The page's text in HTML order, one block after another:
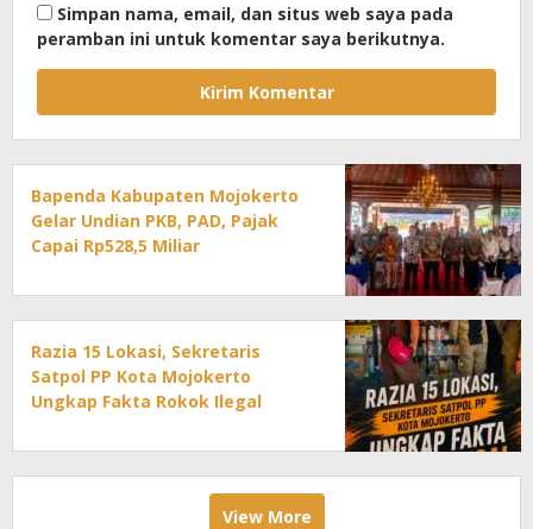
Simpan nama, email, dan situs web saya pada
peramban ini untuk komentar saya berikutnya.
Bapenda Kabupaten Mojokerto
Gelar Undian PKB, PAD, Pajak
Capai Rp528,5 Miliar
Razia 15 Lokasi, Sekretaris
Satpol PP Kota Mojokerto
Ungkap Fakta Rokok Ilegal
View More